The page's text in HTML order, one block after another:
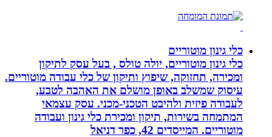
כלי גינון מוטוריים
כלי גינון מוטוריים, יולה טולס , בעל עסק לתיקון
ומכירה, תחזוקה, שיפוץ ותיקון של כלי עבודה מוטוריים.
עיסוק שמשלב באופן מושלם את האהבה לטבע,
לעבודה פיזית ולהיבט הטכני-מכני. עסק עצמאי
המתמחה בשירות, תיקון ומכירת כלי גינון ועבודה
מוטוריים. המייסדים 42, כפר דניאל